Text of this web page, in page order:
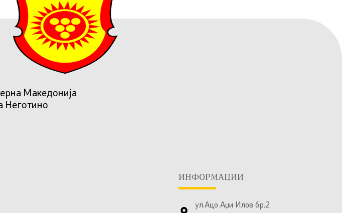
Македонија
Неготино
ИНФОРМАЦИИ
ул.Ацо Аџи Илов бр.2